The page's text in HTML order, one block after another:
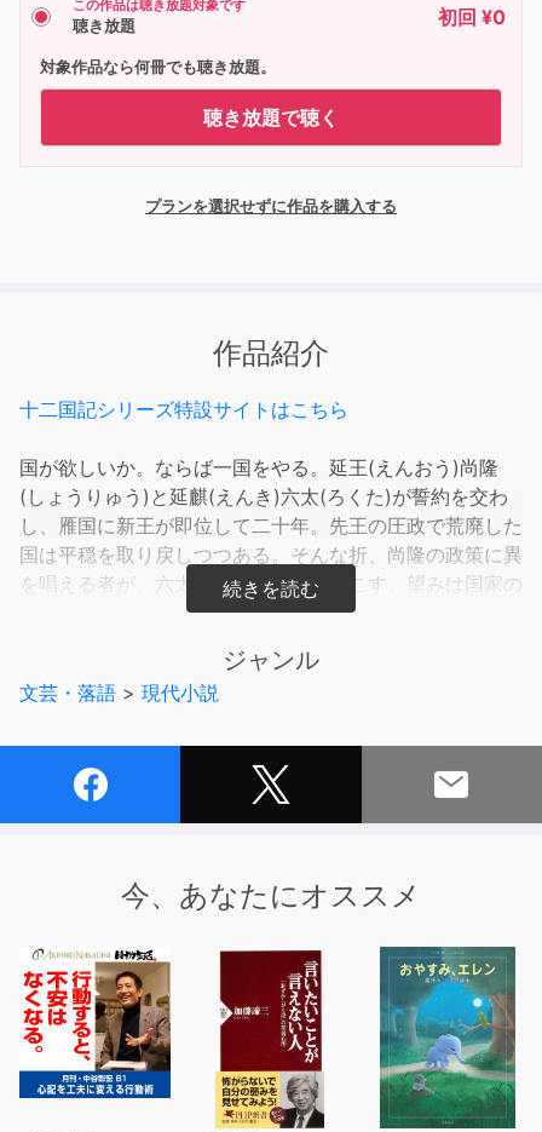
この作品は聴き放題対象です
聴き放題 初回 ¥0
対象作品なら何冊でも聴き放題。
聴き放題で聴く
プランを選択せずに作品を購入する
作品紹介
十二国記シリーズ特設サイトはこちら
国が欲しいか。ならば一国をやる。延王(えんおう)尚隆
(しょうりゅう)と延麒(えんき)六太(ろくた)が誓約を交わ
し、雁国に新王が即位して二十年。先王の圧政で荒廃した
国は平穏を取り戻しつつある。そんな折、尚隆の政策に異
を唱える者が、六太を拉致し謀反を起こす。望みは国家の
平和か玉座の簒奪(さんだつ)か──二人の男の理想は、は
血の穢(けが)れを忌み嫌う麒麟を巻き込んだ争乱の行方
は。
録音：湯浅悟朗(R-production)
■制作協力：R-production
ジャンル
文芸・落語 > 現代小説
今、あなたにオススメ